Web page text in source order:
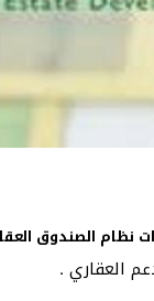
نظام الصندوق
العقاري .